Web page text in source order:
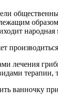
народная
лечения
ванночку